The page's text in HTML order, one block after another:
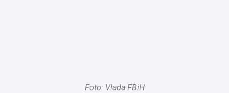
Foto: Vlada FBiH